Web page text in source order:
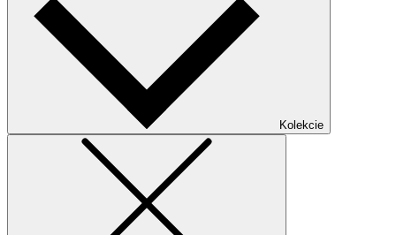
Kolekcie